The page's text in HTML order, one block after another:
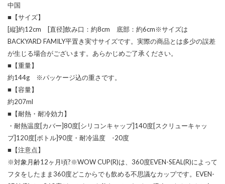
中国
■【サイズ】
[縦]約12cm [直径]飲み口：約8cm 底部：約6cm※サイズは
BACKYARD FAMILY平置き実寸サイズです。実際の商品とは多少の誤差
が生じる場合がございます。あらかじめご了承ください。
■【重量】
約144g ※パッケージ込の重さです。
■【容量】
約207ml
■【耐熱・耐冷効力】
・耐熱温度[カバー]80度[シリコンキャップ]140度[スクリューキャッ
プ]120度[ボトル]90度・耐冷温度 -20度
■【注意点】
※対象月齢12ヶ月頃?※WOW CUP(R)は、360度EVEN-SEAL(R)によって
フタをしたまま360度どこからでも飲める不思議なカップです。EVEN-